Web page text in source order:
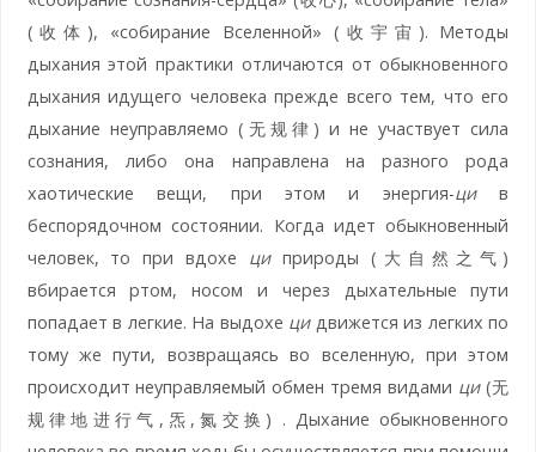
(收体), «собирание Вселенной» (收宇宙). Методы
дыхания этой практики отличаются от обыкновенного
дыхания идущего человека прежде всего тем, что его
дыхание неуправляемо (无规律) и не участвует сила
сознания, либо она направлена на разного рода
хаотические вещи, при этом и энергия-цив
беспорядочном состоянии. Когда идет обыкновенный
человек, то при вдохе циприроды (大自然之气)
вбирается ртом, носом и через дыхательные пути
попадает в легкие. На выдохе цидвижется из легких по
тому же пути, возвращаясь во вселенную, при этом
происходит неуправляемый обмен тремя видами ци(无
规律地进行气,炁,氮交换) . Дыхание обыкновенного